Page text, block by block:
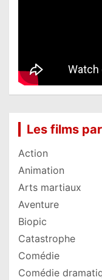
Les films
Action
Animation
Arts martiaux
Aventure
Biopic
Catastrophe
Comédie
Comédie